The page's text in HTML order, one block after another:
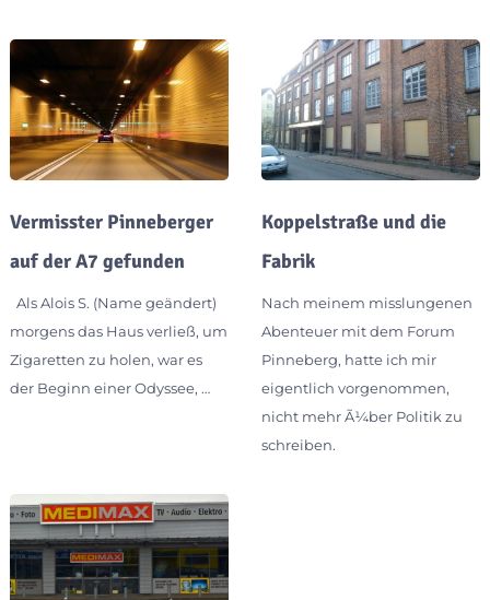
Vermisster Pinneberger
auf der A7 gefunden
Als Alois S. (Name geändert)
morgens das Haus verließ, um
Zigaretten zu holen, war es
der Beginn einer Odyssee, …
Koppelstraße und die
Fabrik
Nach meinem misslungenen
Abenteuer mit dem Forum
Pinneberg, hatte ich mir
eigentlich vorgenommen,
nicht mehr Ã¼ber Politik zu
schreiben.